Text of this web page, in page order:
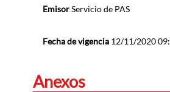
EmisorServicio de PAS
Fecha de vigencia 12/11/2020
Anexos